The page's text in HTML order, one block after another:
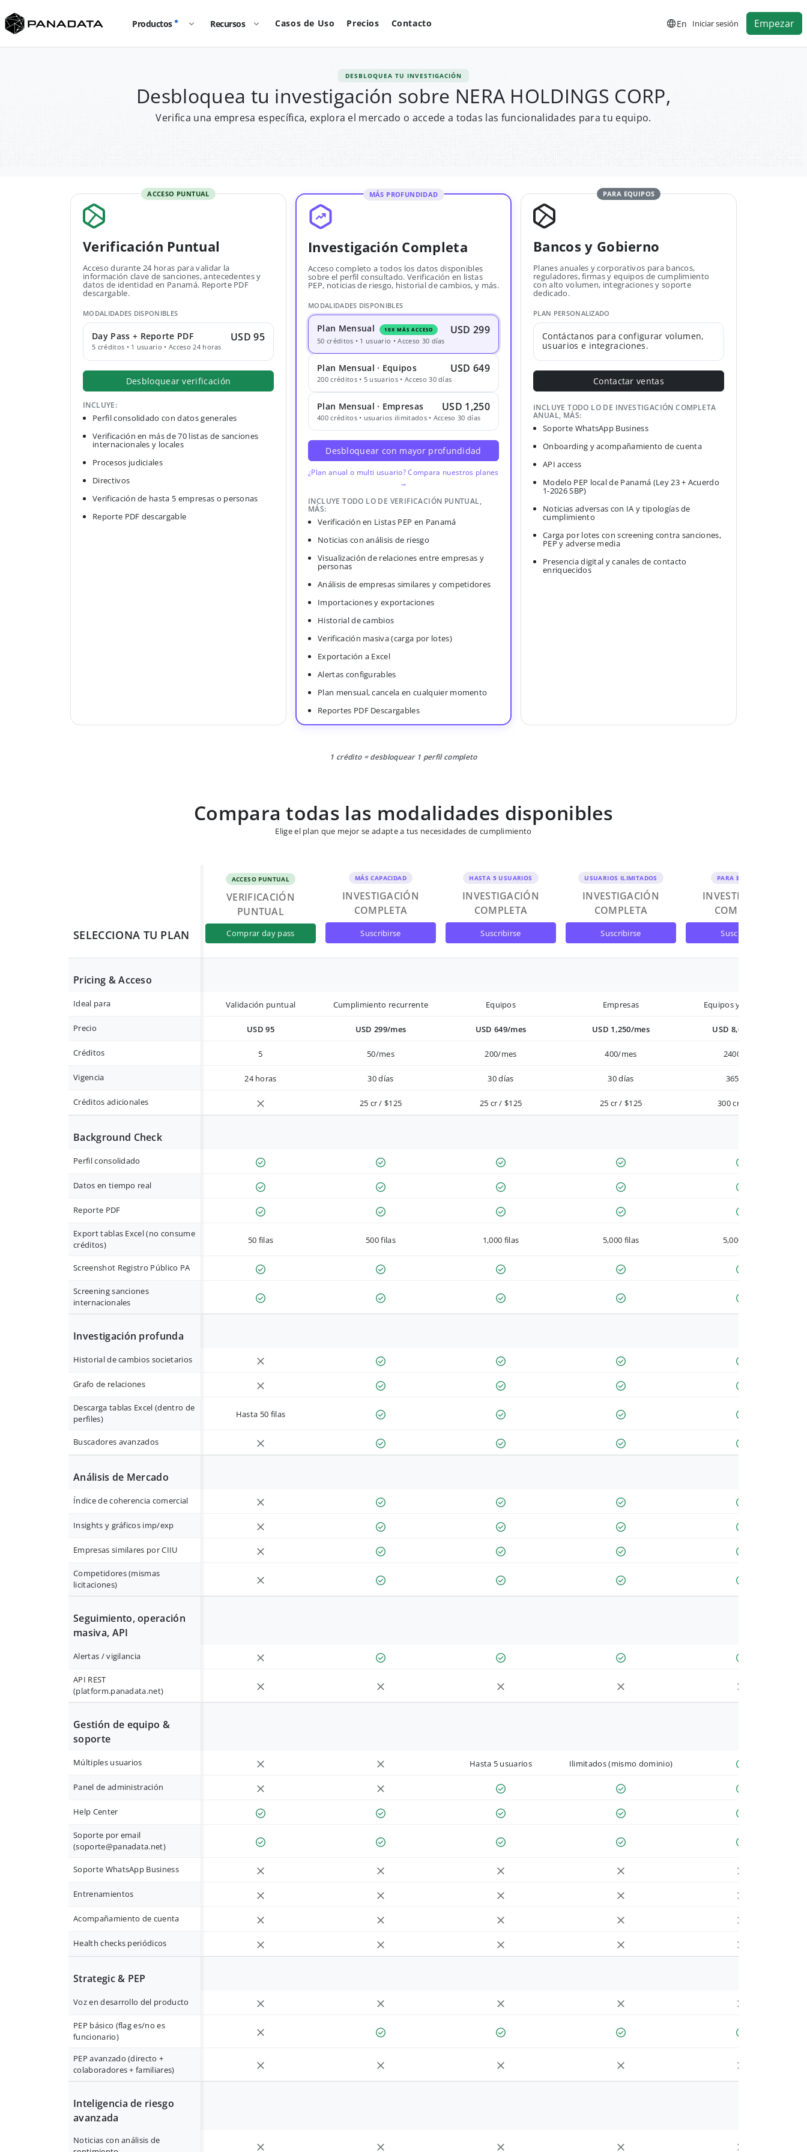
Productos Recursos Casos de Uso Precios Contacto En Iniciar sesión Empezar
DESBLOQUEA TU INVESTIGACIÓN
Desbloquea tu investigación sobre NERA HOLDINGS CORP,
Verifica una empresa específica, explora el mercado o accede a todas las funcionalidades para tu equipo.
ACCESO PUNTUAL
Verificación Puntual
Acceso durante 24 horas para validar la
información clave de sanciones, antecedentes y
datos de identidad en Panamá. Reporte PDF
descargable.
MODALIDADES DISPONIBLES
Day Pass + Reporte PDF
5 créditos • 1 usuario • Acceso 24 horas
USD 95
Desbloquear verificación
INCLUYE:
Perfil consolidado con datos generales
Verificación en más de 70 listas de sanciones
internacionales y locales
Procesos judiciales
Directivos
Verificación de hasta 5 empresas o personas
Reporte PDF descargable
MÁS PROFUNDIDAD
Investigación Completa
Acceso completo a todos los datos disponibles
sobre el perfil consultado. Verificación en listas
PEP, noticias de riesgo, historial de cambios, y más.
MODALIDADES DISPONIBLES
Plan Mensual 10X MÁS ACCESO USD 299
50 créditos • 1 usuario • Acceso 30 días
Plan Mensual · Equipos USD 649
200 créditos • 5 usuarios • Acceso 30 días
Plan Mensual · Empresas USD 1,250
400 créditos • usuarios ilimitados • Acceso 30 días
Desbloquear con mayor profundidad
¿Plan anual o multi usuario? Compara nuestros planes
→
INCLUYE TODO LO DE VERIFICACIÓN PUNTUAL,
MÁS:
Verificación en Listas PEP en Panamá
Noticias con análisis de riesgo
Visualización de relaciones entre empresas y
personas
Análisis de empresas similares y competidores
Importaciones y exportaciones
Historial de cambios
Verificación masiva (carga por lotes)
Exportación a Excel
Alertas configurables
Plan mensual, cancela en cualquier momento
Reportes PDF Descargables
PARA EQUIPOS
Bancos y Gobierno
Planes anuales y corporativos para bancos,
reguladores, firmas y equipos de cumplimiento
con alto volumen, integraciones y soporte
dedicado.
PLAN PERSONALIZADO
Contáctanos para configurar volumen,
usuarios e integraciones.
Contactar ventas
INCLUYE TODO LO DE INVESTIGACIÓN COMPLETA
ANUAL, MÁS:
Soporte WhatsApp Business
Onboarding y acompañamiento de cuenta
API access
Modelo PEP local de Panamá (Ley 23 + Acuerdo
1-2026 SBP)
Noticias adversas con IA y tipologías de
cumplimiento
Carga por lotes con screening contra sanciones,
PEP y adverse media
Presencia digital y canales de contacto
enriquecidos
1 crédito = desbloquear 1 perfil completo
Compara todas las modalidades disponibles
Elige el plan que mejor se adapte a tus necesidades de cumplimiento
SELECCIONA TU PLAN
ACCESO PUNTUAL
VERIFICACIÓN
PUNTUAL
comprar day pass
MÁS CAPACIDAD
INVESTIGACIÓN
COMPLETA
suscribirse
HASTA 5 USUARIOS
INVESTIGACIÓN
COMPLETA
suscribirse
USUARIOS ILIMITADOS
INVESTIGACIÓN
COMPLETA
suscribirse
PARA EQUIPOS
INVESTIGACIÓN
COMPLETA
suscribirse
Pricing & Acceso
Ideal para Validación puntual Cumplimiento recurrente Equipos Empresas Equipos y Empresas
Precio USD 95 USD 299/mes USD 649/mes USD 1,250/mes USD 8,000/año
Créditos 5 50/mes 200/mes 400/mes 2400/año
Vigencia 24 horas 30 días 30 días 30 días 365 días
Créditos adicionales 25 cr / $125 25 cr / $125 25 cr / $125 300 cr / $900
Background Check
Perfil consolidado
Datos en tiempo real
Reporte PDF
Export tablas Excel (no consume
créditos)
50 filas 500 filas 1,000 filas 5,000 filas 5,000 filas
Screenshot Registro Público PA
Screening sanciones
internacionales
Investigación profunda
Historial de cambios societarios
Grafo de relaciones
Descarga tablas Excel (dentro de
perfiles)
Hasta 50 filas
Buscadores avanzados
Análisis de Mercado
Índice de coherencia comercial
Insights y gráficos imp/exp
Empresas similares por CIIU
Competidores (mismas
licitaciones)
Seguimiento, operación
masiva, API
Alertas / vigilancia
API REST
(platform.panadata.net)
Gestión de equipo &
soporte
Múltiples usuarios Hasta 5 usuarios Ilimitados (mismo dominio)
Panel de administración
Help Center
Soporte por email
(soporte@panadata.net)
Soporte WhatsApp Business
Entrenamientos
Acompañamiento de cuenta
Health checks periódicos
Strategic & PEP
Voz en desarrollo del producto
PEP básico (flag es/no es
funcionario)
PEP avanzado (directo +
colaboradores + familiares)
Inteligencia de riesgo
avanzada
Noticias con análisis de